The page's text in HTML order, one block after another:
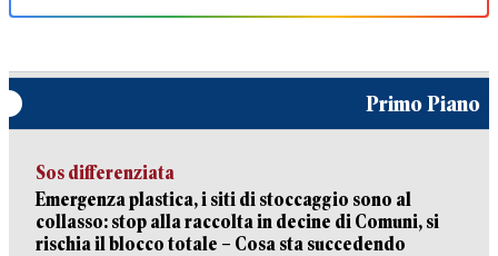
Primo Piano
Sos differenziata
Emergenza plastica, i siti di stoccaggio sono al
collasso: stop alla raccolta in decine di Comuni, si
rischia il blocco totale – Cosa sta succedendo